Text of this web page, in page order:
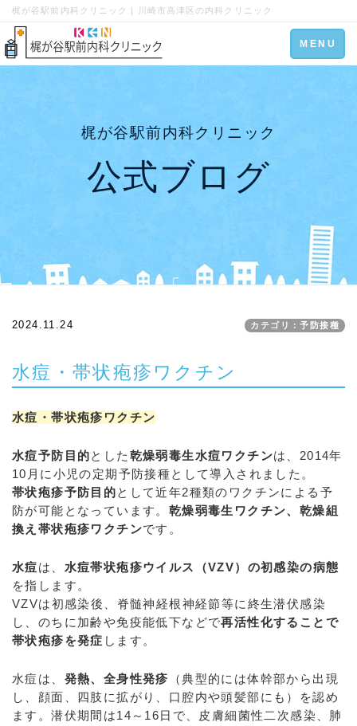
梶が谷駅前内科クリニック | 川崎市高津区の内科クリニック
Toggle
navigation
MENU
梶が谷駅前内科クリニック
公式ブログ
2024.11.24 カテゴリ：予防接種
水痘・帯状疱疹ワクチン
水痘・帯状疱疹ワクチン
水痘予防目的とした 乾燥弱毒生水痘ワクチンは、2014年
10月に小児の定期予防接種として導入されました。
帯状疱疹予防目的として近年2種類のワクチンによる予
防が可能となっています。 乾燥弱毒生ワクチン、乾燥組
換え帯状疱疹ワクチンです。
水痘は、 水痘帯状疱疹ウイルス（VZV）の初感染の病態
を指します。
VZVは初感染後、脊髄神経根神経節等に終生潜伏感染
し、のちに加齢や免疫能低下などで再活性化することで
帯状疱疹を発症 します。
水痘は、 発熱、全身性発疹
（典型的には体幹部から出現
し、顔面、四肢に拡がり、口腔内や頭髪部にも）を認め
ます。潜伏期間は14～16日で、皮膚細菌性二次感染、肺